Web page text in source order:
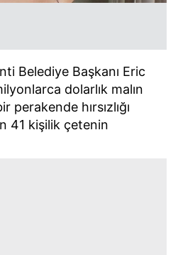
Belediye Başkanı Eric
dolarlık malın
perakende hırsızlığı
41 kişilik çetenin